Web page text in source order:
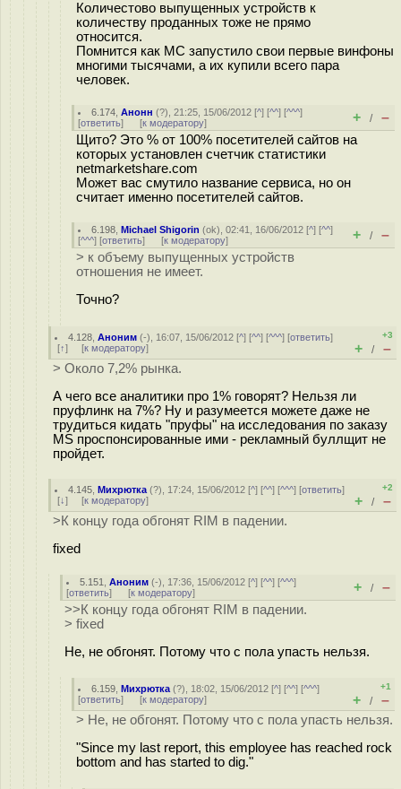
Количестово выпущенных устройств к
количеству проданных тоже не прямо
относится.
Помнится как МС запустило свои первые винфоны
многими тысячами, а их купили всего пара
человек.
6.174 ,Анонн (?), 21:25, 15/06/2012 [^] [^^] [^^^]
[ответить] [к модератору] + / –
Щито? Это % от 100% посетителей сайтов на
которых установлен счетчик статистики
netmarketshare.com
Может вас смутило название сервиса, но он
считает именно посетителей сайтов.
6.198 ,Michael Shigorin (ok), 02:41, 16/06/2012 [^] [^^]
[^^^] [ответить] [к модератору] + / –
> к объему выпущенных устройств
отношения не имеет.
Точно?
4.128 ,Аноним (-), 16:07, 15/06/2012 [^] [^^] [^^^] [ответить]
[↑] [к модератору]
+3
+ / –
> Около 7,2% рынка.
А чего все аналитики про 1% говорят? Нельзя ли
пруфлинк на 7%? Ну и разумеется можете даже не
трудиться кидать "пруфы" на исследования по заказу
MS проспонсированные ими - рекламный буллщит не
пройдет.
4.145 ,Михрютка (?), 17:24, 15/06/2012 [^] [^^] [^^^] [ответить]
[↓] [к модератору]
+2
+ / –
>К концу года обгонят RIM в падении.
fixed
5.151 ,Аноним (-), 17:36, 15/06/2012 [^] [^^] [^^^]
[ответить] [к модератору] + / –
>>К концу года обгонят RIM в падении.
> fixed
Не, не обгонят. Потому что с пола упасть нельзя.
6.159 ,Михрютка (?), 18:02, 15/06/2012 [^] [^^] [^^^]
[ответить] [к модератору]
+1
+ / –
> Не, не обгонят. Потому что с пола упасть нельзя.
"Since my last report, this employee has reached rock
bottom and has started to dig."